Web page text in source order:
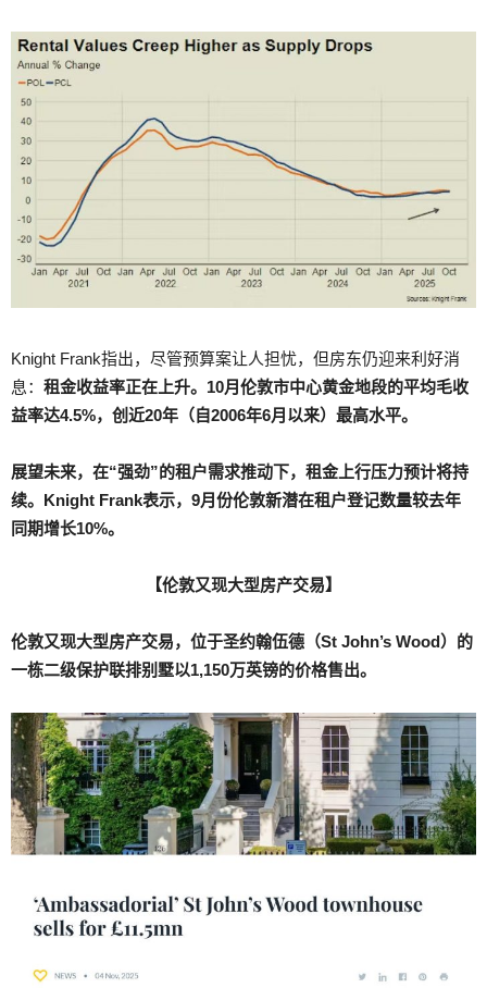
Knight Frank指出，尽管预算案让人担忧，但房东仍迎来利好消
息： 租金收益率正在上升。10月伦敦市中心黄金地段的平均毛收
益率达4.5%，创近20年（自2006年6月以来）最高水平。
展望未来，在“强劲”的租户需求推动下，租金上行压力预计将持
续。Knight Frank表示，9月份伦敦新潜在租户登记数量较去年
同期增长10%。
【伦敦又现大型房产交易】
伦敦又现大型房产交易，位于圣约翰伍德（St John’s Wood）的
一栋二级保护联排别墅以1,150万英镑的价格售出。